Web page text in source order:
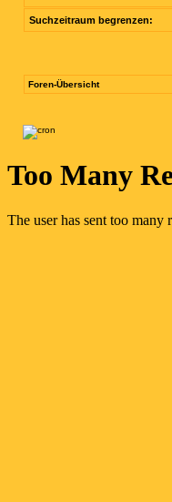
Suchzeitraum begrenzen:
Foren-Übersicht